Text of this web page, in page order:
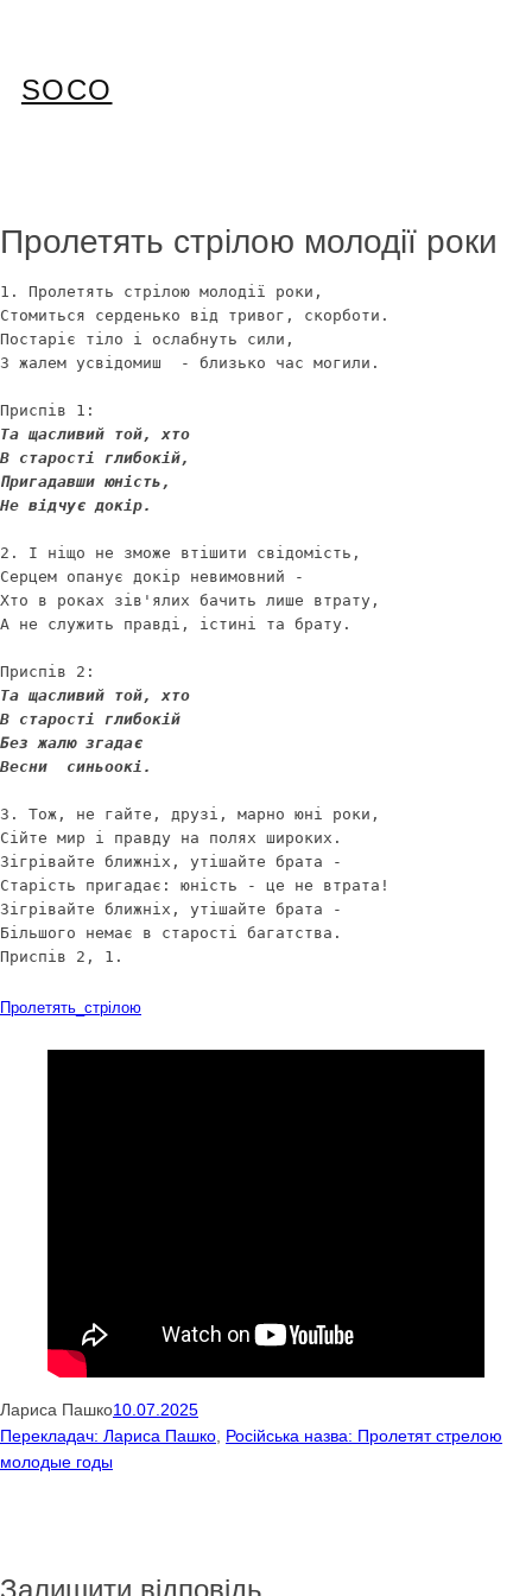
SOCO
Пролетять стрілою молодії роки
1. Пролетять стрілою молодії роки,
Стомиться серденько від тривог, скорботи.
Постаріє тіло і ослабнуть сили,
З жалем усвідомиш  - близько час могили.
Та щасливий той, хто
В старості глибокій,
Пригадавши юність,
Не відчує докір.
2. І ніщо не зможе втішити свідомість,
Серцем опанує докір невимовний -
Хто в роках зів'ялих бачить лише втрату,
А не служить правді, істині та брату.
Та щасливий той, хто
В старості глибокій
Без жалю згадає
Весни  синьоокі.
3. Тож, не гайте, друзі, марно юні роки,
Сійте мир і правду на полях широких.
Зігрівайте ближніх, утішайте брата -
Старість пригадає: юність - це не втрата!
Зігрівайте ближніх, утішайте брата -
Більшого немає в старості багатства.
Приспів 2, 1.
Пролетять_стрілою
Лариса Пашко10.07.2025
Перекладач: Лариса Пашко, Російська назва: Пролетят стрелою
молодые годы
Залишити відповідь